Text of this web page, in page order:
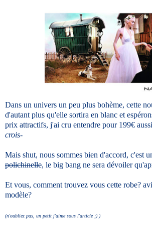
Dans un univers un peu plus bohème, cette
d'autant plus qu'elle sortira en blanc et
prix attractifs, j'ai cru entendre pour 199€
crois-
Mais shut, nous sommes bien d'accord, c'est
polichinelle, le big bang ne sera dévoiler
Et vous, comment trouvez vous cette robe?
modèle?
(n'oubliez pas, un petit j'aime sous l'article ;) )